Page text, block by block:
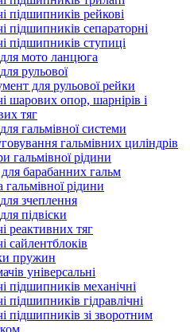
підшипників рейкові
підшипників сепараторні
підшипників ступиці
мото ланцюга
рульової
для рульової рейки
шарових опор, шарнірів і
тяг
гальмівної системи
гальмівних циліндрів
гальмівної рідини
барабанних гальм
гальмівної рідини
зчеплення
підвіски
реактивних тяг
сайлентблоків
пружин
універсальні
підшипників механічні
підшипників гідравлічні
підшипників зі зворотним